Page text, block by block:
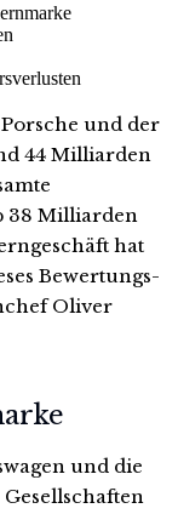
und der
44 Milliarden
38 Milliarden
hat
Bewertungs-
Oliver
und die